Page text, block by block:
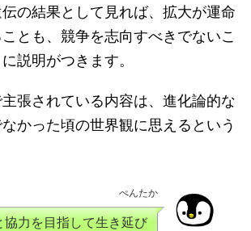
の結果として見れば、拡大が運命
とも、競争を志向すべきでないこ
説明がつきます。
張されている内容は、進化論的な
かった頃の世界観に思えるという
ぺんたか
協力を目指して生き延び